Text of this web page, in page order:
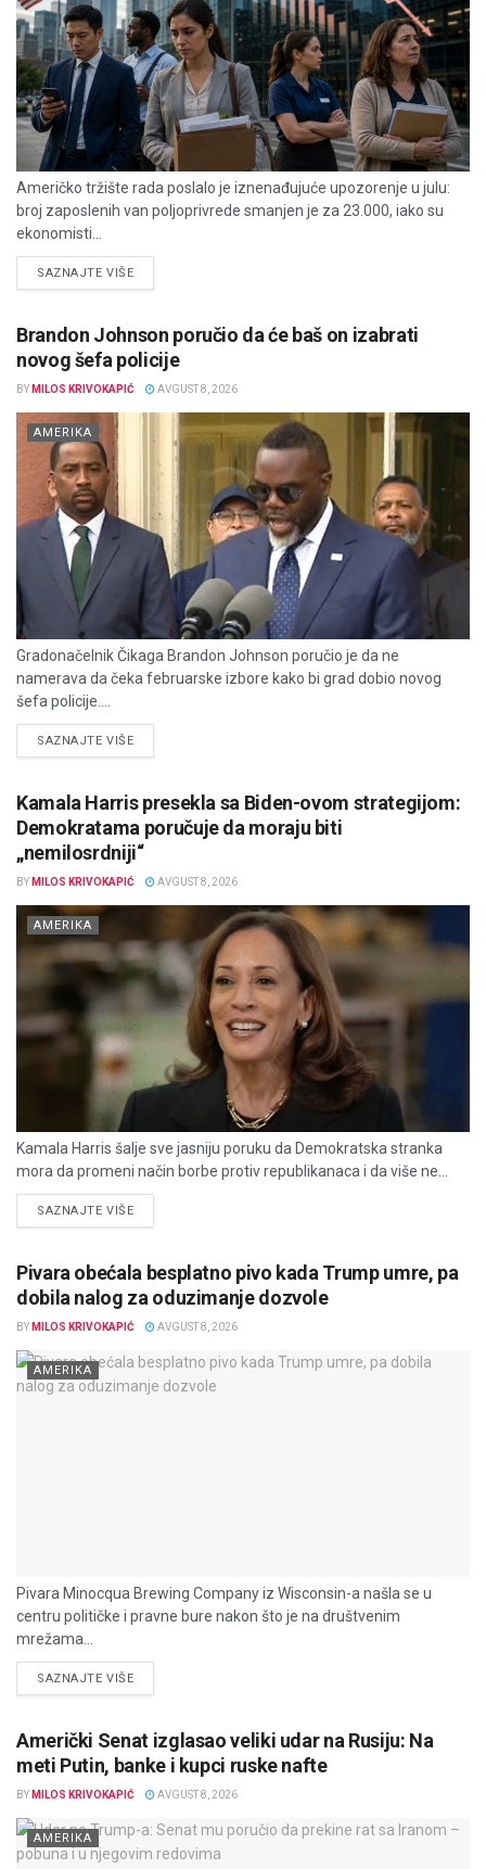
Američko tržište rada poslalo je iznenađujuće upozorenje u julu:
broj zaposlenih van poljoprivrede smanjen je za 23.000, iako su
ekonomisti...
SAZNAJTE VIŠEDETAILS
Brandon Johnson poručio da će baš on izabrati
novog šefa policije
BY MILOS KRIVOKAPIĆ AVGUST 8, 2026
AMERIKA
Gradonačelnik Čikaga Brandon Johnson poručio je da ne
namerava da čeka februarske izbore kako bi grad dobio novog
šefa policije....
SAZNAJTE VIŠEDETAILS
Kamala Harris presekla sa Biden-ovom strategijom:
Demokratama poručuje da moraju biti
„nemilosrdniji“
BY MILOS KRIVOKAPIĆ AVGUST 8, 2026
AMERIKA
Kamala Harris šalje sve jasniju poruku da Demokratska stranka
mora da promeni način borbe protiv republikanaca i da više ne...
SAZNAJTE VIŠEDETAILS
Pivara obećala besplatno pivo kada Trump umre, pa
dobila nalog za oduzimanje dozvole
BY MILOS KRIVOKAPIĆ AVGUST 8, 2026
AMERIKA
Pivara Minocqua Brewing Company iz Wisconsin-a našla se u
centru političke i pravne bure nakon što je na društvenim
mrežama...
SAZNAJTE VIŠEDETAILS
Američki Senat izglasao veliki udar na Rusiju: Na
meti Putin, banke i kupci ruske nafte
BY MILOS KRIVOKAPIĆ AVGUST 8, 2026
AMERIKA